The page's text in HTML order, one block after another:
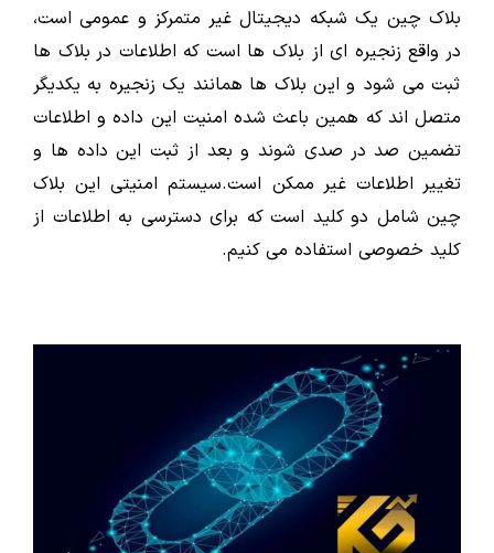
بلاک چین یک شبکه دیجیتال غیر متمرکز و عمومی است،
در واقع زنجیره ای از بلاک ها است که اطلاعات در بلاک ها
ثبت می شود و این بلاک ها همانند یک زنجیره به یکدیگر
متصل اند که همین باعث شده امنیت این داده و اطلاعات
تضمین صد در صدی شوند و بعد از ثبت این داده ها و
تغییر اطلاعات غیر ممکن است.سیستم امنیتی این بلاک
چین شامل دو کلید است که برای دسترسی به اطلاعات از
کلید خصوصی استفاده می کنیم.